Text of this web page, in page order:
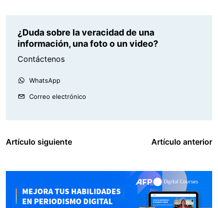
¿Duda sobre la veracidad de una
información, una foto o un video?
Contáctenos
WhatsApp
Correo electrónico
Artículo siguiente Artículo anterior